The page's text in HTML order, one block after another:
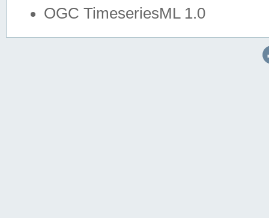
OGC TimeseriesML 1.0